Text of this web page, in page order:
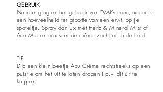
GEBRUIK
Na reiniging en het gebruik van DMK-serum, neem je
een hoeveelheid ter grootte van een erwt, op je
spateltje. Spray dan 2x met Herb & Mineral Mist of
Acu Mist en masseer de crème zachtjes in de huid.
TIP
Dip een klein beetje Acu Crème rechtstreeks op een
puistje om het uit te laten drogen i.p.v. dit uit te
knijpen!